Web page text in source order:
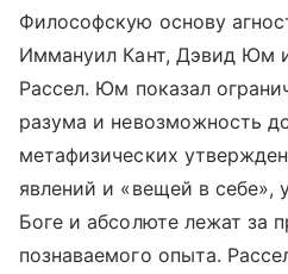
Философскую основу
Иммануил Кант, Дэвид Юм
Рассел. Юм показал
разума и невозможность
метафизических
явлений и «вещей в себе»,
Боге и абсолюте лежат за
познаваемого опыта.